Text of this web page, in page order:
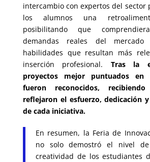
intercambio con expertos del sector
los alumnos una
posibilitando que
demandas reales del
habilidades que resultan más
inserción profesional. Tras la
proyectos mejor puntuados en
fueron reconocidos,
reflejaron el esfuerzo, dedicación
de cada iniciativa.
En resumen, la Feria de
no solo demostró el nivel
creatividad de los estudiantes